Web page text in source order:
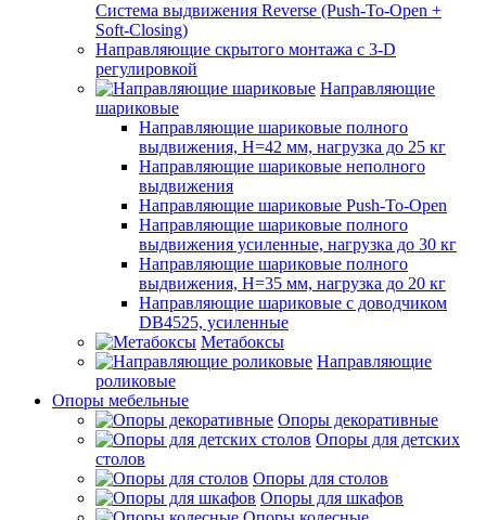
Система выдвижения Reverse (Push-To-Open +
Soft-Closing)
Направляющие скрытого монтажа с 3-D
регулировкой
Направляющие
шариковые
Направляющие шариковые полного
выдвижения, H=42 мм, нагрузка до 25 кг
Направляющие шариковые неполного
выдвижения
Направляющие шариковые Push-To-Open
Направляющие шариковые полного
выдвижения усиленные, нагрузка до 30 кг
Направляющие шариковые полного
выдвижения, H=35 мм, нагрузка до 20 кг
Направляющие шариковые с доводчиком
DB4525, усиленные
Метабоксы
Направляющие
роликовые
Опоры мебельные
Опоры декоративные
Опоры для детских
столов
Опоры для столов
Опоры для шкафов